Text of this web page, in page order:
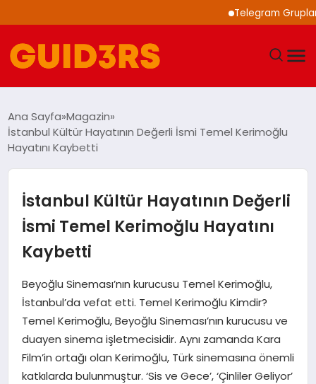
Telegram Grupları ile
YAŞAM
SPOR
SAĞLIK
EKONOMI
MAGAZIN
EĞITIM
Ana Sayfa Magazin
İstanbul Kültür Hayatının Değerli İsmi Temel Kerimoğlu
Hayatını Kaybetti
İstanbul Kültür Hayatının Değerli
İsmi Temel Kerimoğlu Hayatını
Kaybetti
Beyoğlu Sineması’nın kurucusu Temel Kerimoğlu,
İstanbul’da vefat etti. Temel Kerimoğlu Kimdir?
Temel Kerimoğlu, Beyoğlu Sineması’nın kurucusu ve
duayen sinema işletmecisidir. Aynı zamanda Kara
Film’in ortağı olan Kerimoğlu, Türk sinemasına önemli
katkılarda bulunmuştur. ‘Sis ve Gece’, ‘Çinliler Geliyor’